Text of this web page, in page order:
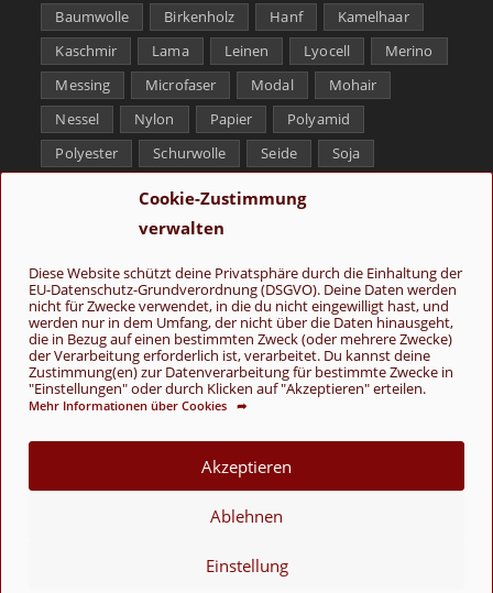
Cookie-Zustimmung
verwalten
Diese Website schützt deine Privatsphäre durch die Einhaltung der
EU-Datenschutz-Grundverordnung (DSGVO). Deine Daten werden
nicht für Zwecke verwendet, in die du nicht eingewilligt hast, und
werden nur in dem Umfang, der nicht über die Daten hinausgeht,
die in Bezug auf einen bestimmten Zweck (oder mehrere Zwecke)
der Verarbeitung erforderlich ist, verarbeitet. Du kannst deine
Zustimmung(en) zur Datenverarbeitung für bestimmte Zwecke in
"Einstellungen" oder durch Klicken auf "Akzeptieren" erteilen.
Mehr Informationen über Cookies ➦
Akzeptieren
Ablehnen
Einstellung
Baumwolle
Birkenholz Hanf
Kamelhaar
Kaschmir
Lama Leinen Lyocell
Merino
Messing
Microfaser Modal
Mohair
Nessel
Nylon Papier
Polyamid
Polyester
Schurwolle Seide
Soja
Tencel
Yak
Folge uns
© Copyright 2026 - Wolle & Schönes
VERTRAG WIDERRUFEN